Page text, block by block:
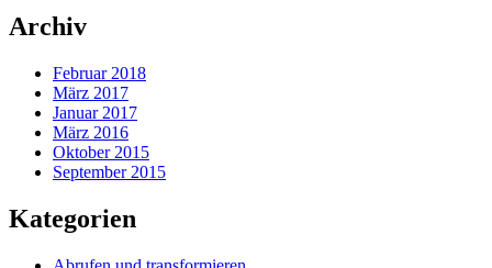
Archiv
Februar 2018
März 2017
Januar 2017
März 2016
Oktober 2015
September 2015
Kategorien